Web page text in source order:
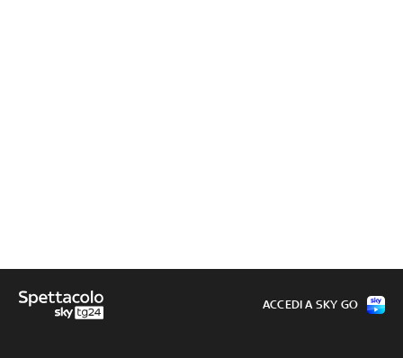
ACCEDI A SKY GO